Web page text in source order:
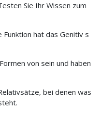
Sie Ihr Wissen zum
Funktion hat das Genitiv s
von sein und haben
bei denen was